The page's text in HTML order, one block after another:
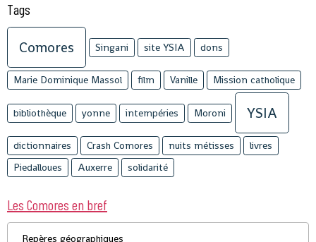
Tags
Comores Singani site YSIA dons
Marie Dominique Massol film Vanille Mission catholique
bibliothèque yonne intempéries Moroni YSIA
dictionnaires Crash Comores nuits métisses
livres
Piedalloues
Auxerre solidarité
Les Comores en bref
Repères géographiques